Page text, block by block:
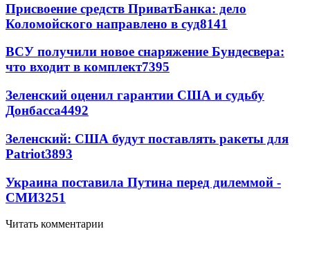
Присвоение средств ПриватБанка: дело
Коломойского направлено в суд8141
ВСУ получили новое снаряжение Бундесвера:
что входит в комплект7395
Зеленский оценил гарантии США и судьбу
Донбасса4492
Зеленский: США будут поставлять ракеты для
Patriot3893
Украина поставила Путина перед дилеммой -
СМИ3251
Читать комментарии